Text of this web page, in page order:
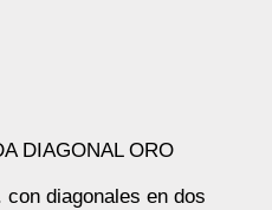
DIAGONAL ORO
con diagonales en dos